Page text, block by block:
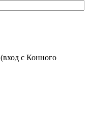
(вход с Конного